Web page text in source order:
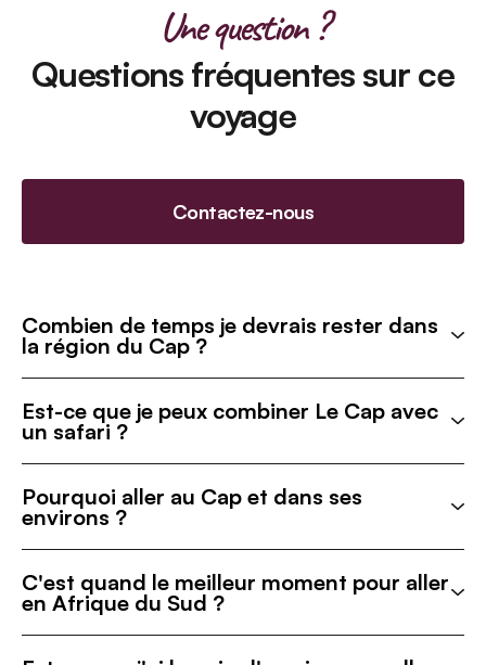
Une question ?
Questions fréquentes sur ce
voyage
Contactez-nous
Combien de temps je devrais rester dans
la région du Cap ?
Est-ce que je peux combiner Le Cap avec
un safari ?
Pourquoi aller au Cap et dans ses
environs ?
C'est quand le meilleur moment pour aller
en Afrique du Sud ?